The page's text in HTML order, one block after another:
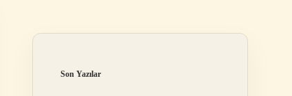
Son Yazılar